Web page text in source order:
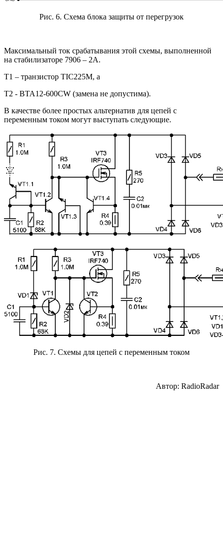
Рис. 6. Схема блока защиты от перегрузок
Максимальный ток срабатывания этой схемы, выполненной
на стабилизаторе 7906 – 2А.
T1 – транзистор TIC225M, а
T2 - BTA12-600CW (замена не допустима).
В качестве более простых альтернатив для цепей с
переменным током могут выступать следующие.
Рис. 7. Схемы для цепей с переменным током
Автор: RadioRadar